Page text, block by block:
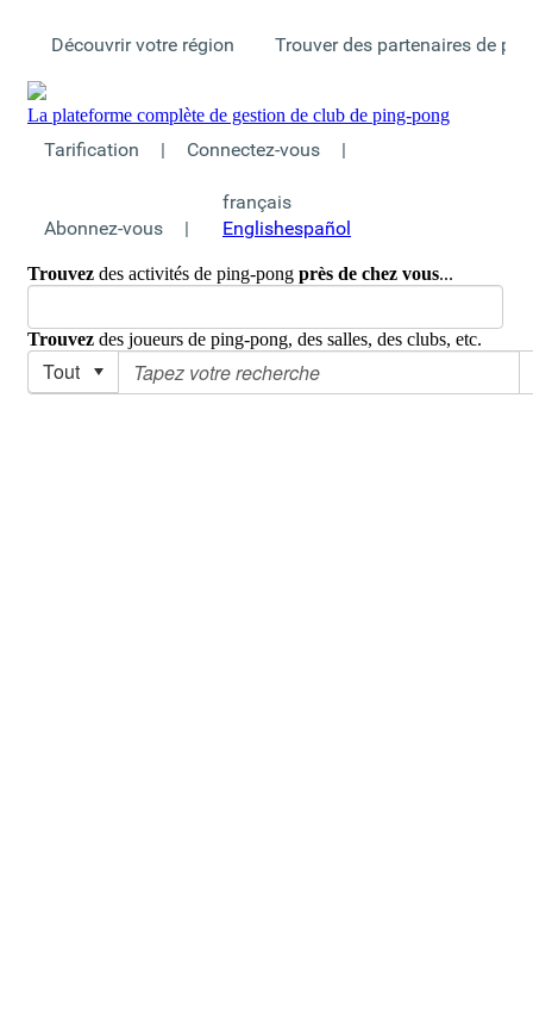
Découvrir votre région Trouver des partenaires de
La plateforme complète de gestion de club de ping-pong
Tarification | Connectez-vous |
Abonnez-vous |
français
Englishespañol
Trouvez des activités de ping-pong près de chez vous...
Trouvez des joueurs de ping-pong, des salles, des clubs, etc.
Tout